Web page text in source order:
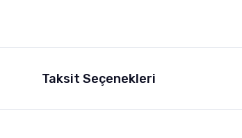
Taksit Seçenekleri